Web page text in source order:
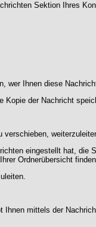
Sektion Ihres
wer Ihnen diese
Kopie der Nachricht
verschieben,
eingestellt hat, die
Ordnerübersicht
mittels der